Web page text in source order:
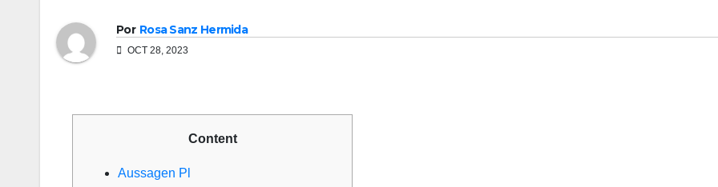
Por Rosa Sanz Hermida
OCT 28, 2023
Content
Aussagen Pl